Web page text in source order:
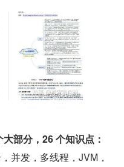
部分，26 个知识点：
并发，多线程，JVM，